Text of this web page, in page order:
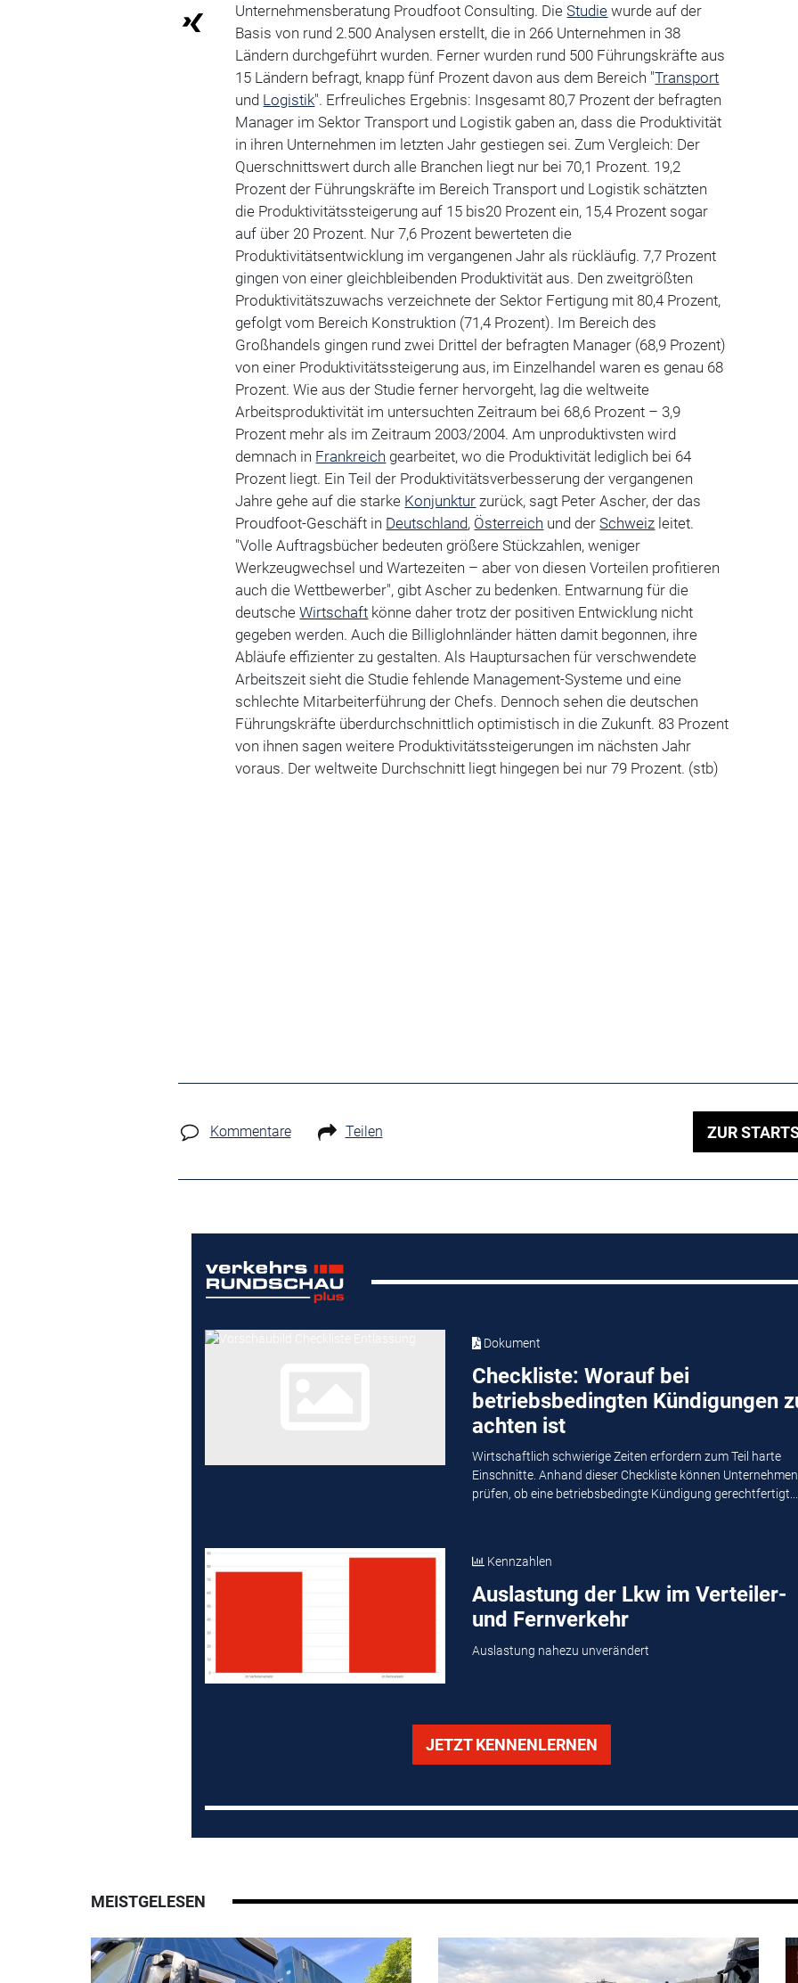
Unternehmensberatung Proudfoot Consulting. DieStudie wurde auf der
Basis von rund 2.500 Analysen erstellt, die in 266 Unternehmen in 38
Ländern durchgeführt wurden. Ferner wurden rund 500 Führungskräfte aus
15 Ländern befragt, knapp fünf Prozent davon aus dem Bereich "Transport
und Logistik". Erfreuliches Ergebnis: Insgesamt 80,7 Prozent der befragten
Manager im Sektor Transport und Logistik gaben an, dass die Produktivität
in ihren Unternehmen im letzten Jahr gestiegen sei. Zum Vergleich: Der
Querschnittswert durch alle Branchen liegt nur bei 70,1 Prozent. 19,2
Prozent der Führungskräfte im Bereich Transport und Logistik schätzten
die Produktivitätssteigerung auf 15 bis20 Prozent ein, 15,4 Prozent sogar
auf über 20 Prozent. Nur 7,6 Prozent bewerteten die
Produktivitätsentwicklung im vergangenen Jahr als rückläufig. 7,7 Prozent
gingen von einer gleichbleibenden Produktivität aus. Den zweitgrößten
Produktivitätszuwachs verzeichnete der Sektor Fertigung mit 80,4 Prozent,
gefolgt vom Bereich Konstruktion (71,4 Prozent). Im Bereich des
Großhandels gingen rund zwei Drittel der befragten Manager (68,9 Prozent)
von einer Produktivitätssteigerung aus, im Einzelhandel waren es genau 68
Prozent. Wie aus der Studie ferner hervorgeht, lag die weltweite
Arbeitsproduktivität im untersuchten Zeitraum bei 68,6 Prozent – 3,9
Prozent mehr als im Zeitraum 2003/2004. Am unproduktivsten wird
demnach in Frankreich gearbeitet, wo die Produktivität lediglich bei 64
Prozent liegt. Ein Teil der Produktivitätsverbesserung der vergangenen
Jahre gehe auf die starke Konjunktur zurück, sagt Peter Ascher, der das
Proudfoot-Geschäft in Deutschland, Österreich und derSchweiz leitet.
"Volle Auftragsbücher bedeuten größere Stückzahlen, weniger
Werkzeugwechsel und Wartezeiten – aber von diesen Vorteilen profitieren
auch die Wettbewerber", gibt Ascher zu bedenken. Entwarnung für die
deutscheWirtschaft könne daher trotz der positiven Entwicklung nicht
gegeben werden. Auch die Billiglohnländer hätten damit begonnen, ihre
Abläufe effizienter zu gestalten. Als Hauptursachen für verschwendete
Arbeitszeit sieht die Studie fehlende Management-Systeme und eine
schlechte Mitarbeiterführung der Chefs. Dennoch sehen die deutschen
Führungskräfte überdurchschnittlich optimistisch in die Zukunft. 83 Prozent
von ihnen sagen weitere Produktivitätssteigerungen im nächsten Jahr
voraus. Der weltweite Durchschnitt liegt hingegen bei nur 79 Prozent. (stb)
Kommentare Teilen ZUR
Dokument
Checkliste: Worauf bei
betriebsbedingten Kündigungen
achten ist
Wirtschaftlich schwierige Zeiten erfordern zum Teil harte
Einschnitte. Anhand dieser Checkliste können Unternehmen
prüfen, ob eine betriebsbedingte Kündigung gerechtfertigt...
Kennzahlen
Auslastung der Lkw im Verteiler-
und Fernverkehr
Auslastung nahezu unverändert
JETZT KENNENLERNEN
MEISTGELESEN